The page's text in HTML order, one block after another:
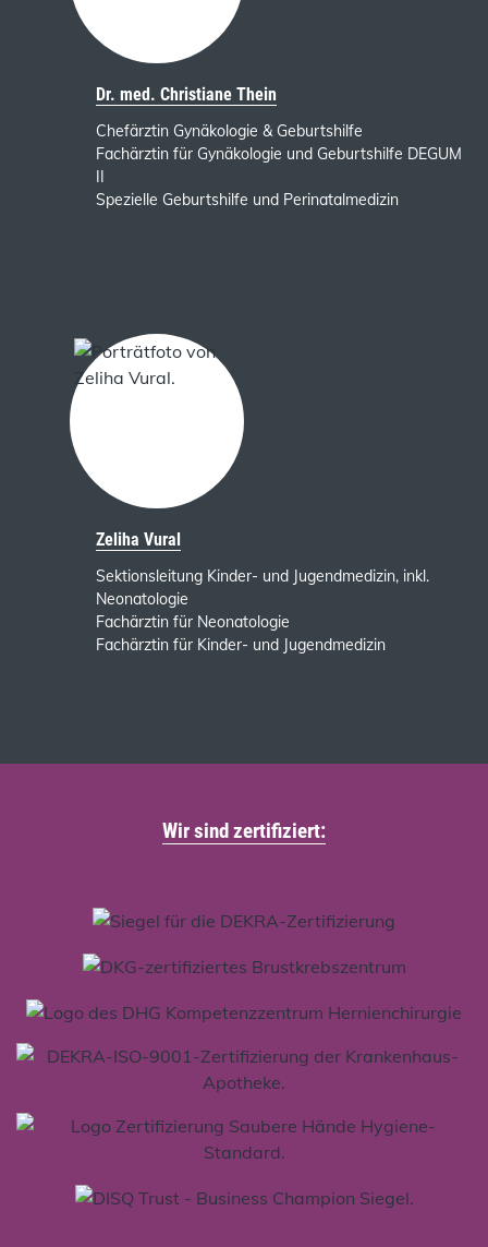
Dr. med. Christiane Thein
Chefärztin Gynäkologie & Geburtshilfe
Fachärztin für Gynäkologie und Geburtshilfe DEGUM
II
Spezielle Geburtshilfe und Perinatalmedizin
Zeliha Vural
Sektionsleitung Kinder- und Jugendmedizin, inkl.
Neonatologie
Fachärztin für Neonatologie
Fachärztin für Kinder- und Jugendmedizin
Wir sind zertifiziert: